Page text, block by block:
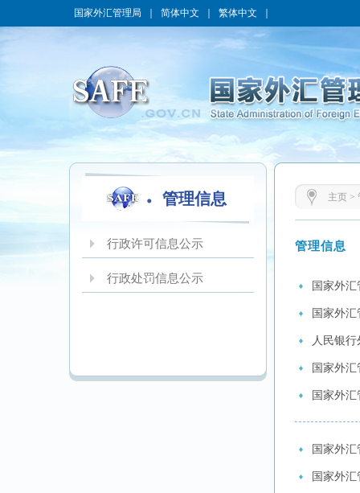
国家外汇管理局 简体中文 繁体中文
管理信息
行政许可信息公示
行政处罚信息公示
主页 >
管理信息
国家外
国家外
人民银
国家外
国家外
国家外
国家外